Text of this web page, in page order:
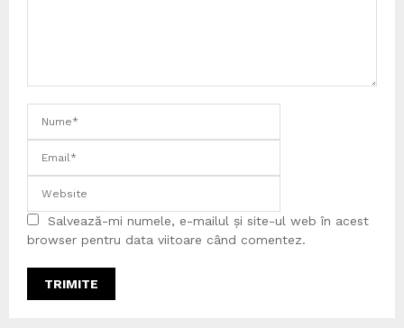
Salvează-mi numele, e-mailul și site-ul web în acest
browser pentru data viitoare când comentez.